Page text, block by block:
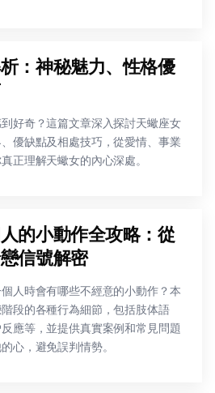
：神秘魅力、性格優
好奇？這篇文章深入探討天蠍座女
優缺點及相處技巧，從愛情、事業
正理解天蠍女的內心深處。
的小動作全攻略：從
信號解密
人時會有哪些不經意的小動作？本
段的各種行為細節，包括肢体語
應等，並提供真實案例和常見問題
心，避免誤判情勢。